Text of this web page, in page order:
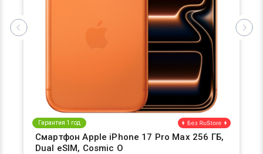
Гарантия 1 год
Смартфон Apple iPhone 17 Pro Max 256 ГБ,
Dual eSIM, Cosmic O